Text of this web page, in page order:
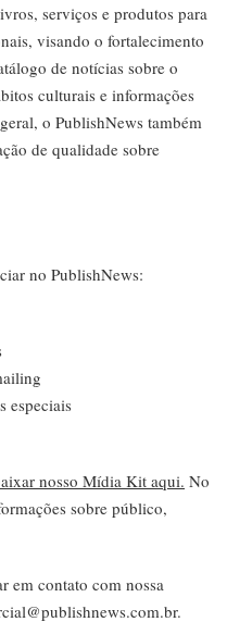
serviços e produtos para
visando o fortalecimento
de notícias sobre o
culturais e informações
o PublishNews também
de qualidade sobre
no PublishNews:
especiais
nosso Mídia Kit aqui. No
sobre público,
em contato com nossa